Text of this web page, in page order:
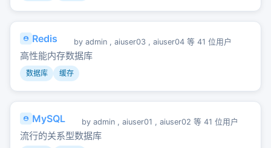
Redis by admin , aiuser03 , aiuser04 等 41 位用户
高性能内存数据库
数据库 缓存
MySQL by admin , aiuser01 , aiuser02 等 41 位用户
流行的关系型数据库